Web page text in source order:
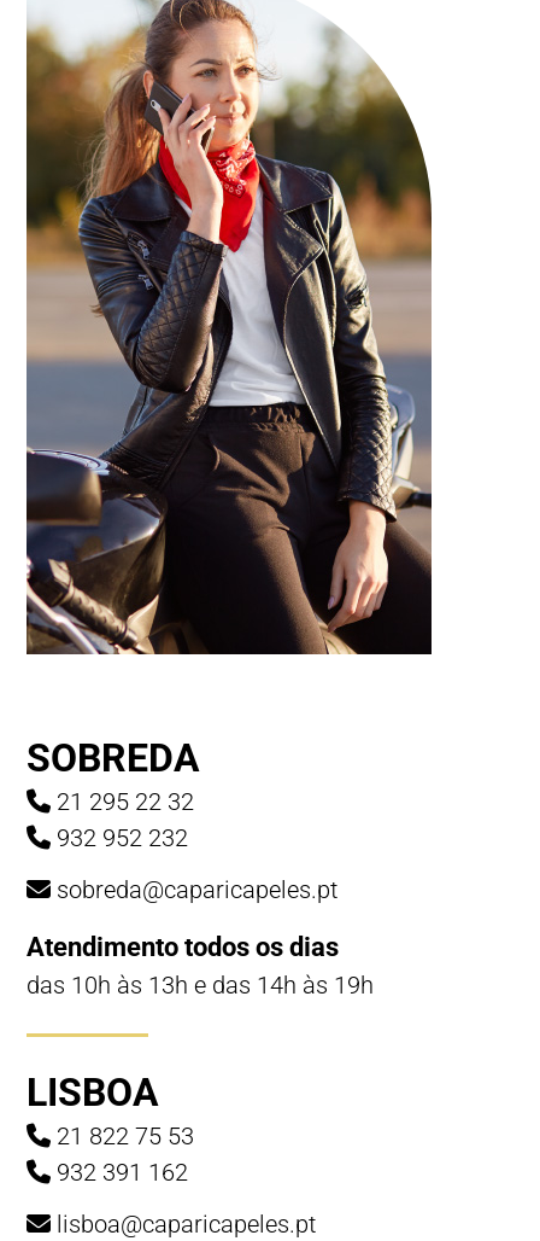
SOBREDA
21 295 22 32
932 952 232
sobreda@caparicapeles.pt
Atendimento todos os dias
das 10h às 13h e das 14h às 19h
LISBOA
21 822 75 53
932 391 162
lisboa@caparicapeles.pt